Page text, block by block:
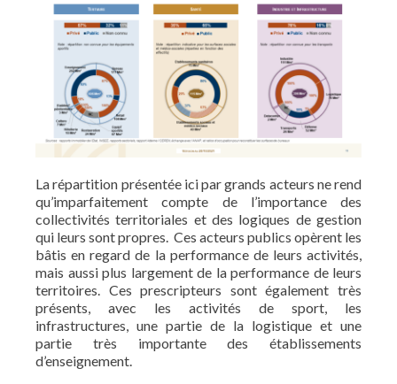
La répartition présentée ici par grands acteurs ne rend
qu’imparfaitement compte de l’importance des
collectivités territoriales et des logiques de gestion
qui leurs sont propres. Ces acteurs publics opèrent les
bâtis en regard de la performance de leurs activités,
mais aussi plus largement de la performance de leurs
territoires. Ces prescripteurs sont également très
présents, avec les activités de sport, les
infrastructures, une partie de la logistique et une
partie très importante des établissements
d’enseignement.